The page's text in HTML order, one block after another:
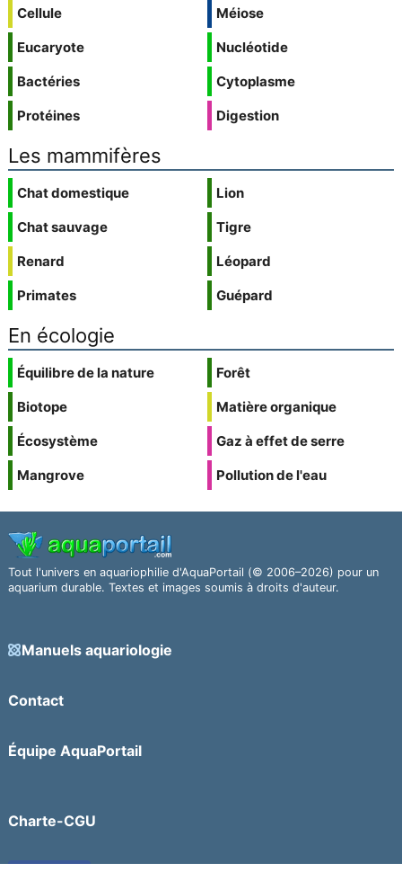
Cellule
Eucaryote
Bactéries
Protéines
Méiose
Nucléotide
Cytoplasme
Digestion
Les mammifères
Chat domestique
Chat sauvage
Renard
Primates
Lion
Tigre
Léopard
Guépard
En écologie
Équilibre de la nature
Biotope
Écosystème
Mangrove
Forêt
Matière organique
Gaz à effet de serre
Pollution de l'eau
Tout l'univers en aquariophilie d'AquaPortail (© 2006–2026) pour un
aquarium durable. Textes et images soumis à droits d'auteur.
Manuels aquariologie
Contact
Équipe AquaPortail
Charte-CGU